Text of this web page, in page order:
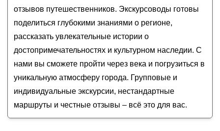
Главное в Стамбуле: Айя-София, Голубая
Ипподром
Однодневный побег из Стамбула на Принцевы
острова
Гюркан
отзывов путешественников. Экскурсоводы готовы
поделиться глубокими знаниями о регионе,
рассказать увлекательные истории о
достопримечательностях и культурном наследии. С
нами вы сможете пройти через века и погрузиться в
уникальную атмосферу города. Групповые и
индивидуальные экскурсии, нестандартные
маршруты и честные отзывы – всё это для вас.